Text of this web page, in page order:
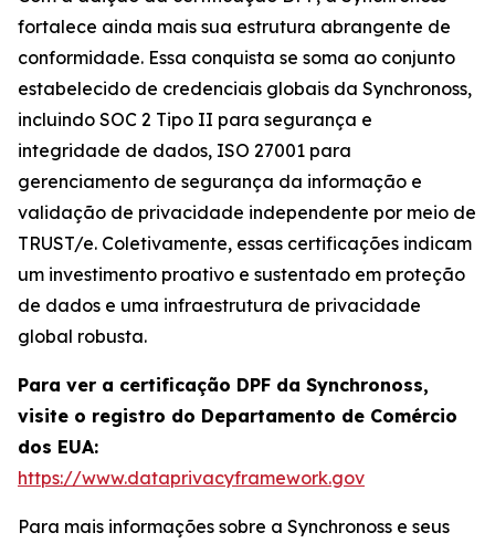
fortalece ainda mais sua estrutura abrangente de
conformidade. Essa conquista se soma ao conjunto
estabelecido de credenciais globais da Synchronoss,
incluindo SOC 2 Tipo II para segurança e
integridade de dados, ISO 27001 para
gerenciamento de segurança da informação e
validação de privacidade independente por meio de
TRUST/e. Coletivamente, essas certificações indicam
um investimento proativo e sustentado em proteção
de dados e uma infraestrutura de privacidade
global robusta.
Para ver a certificação DPF da Synchronoss,
visite o registro do Departamento de Comércio
dos EUA:
https://www.dataprivacyframework.gov
Para mais informações sobre a Synchronoss e seus